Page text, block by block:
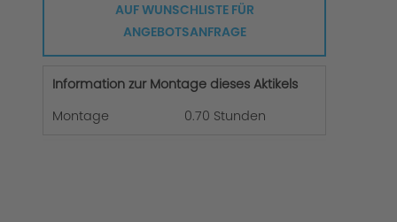
AUF WUNSCHLISTE FÜR
ANGEBOTSANFRAGE
Information zur Montage dieses Aktikels
Montage
0.70 Stunden